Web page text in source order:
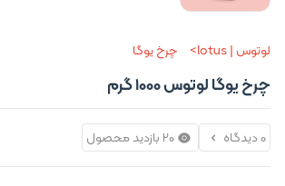
لوتوس | lotus چرخ یوگا
چرخ یوگا لوتوس 1000 گرم
0 دیدگاه 20 بازدید محصول